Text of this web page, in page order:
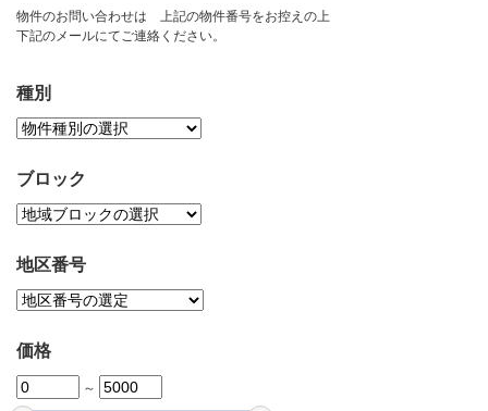
物件のお問い合わせは 上記の物件番号をお控えの上
下記のメールにてご連絡ください。
種別
ブロック
地区番号
価格
～